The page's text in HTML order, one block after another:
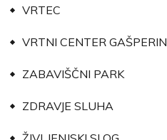
VRTEC
VRTNI CENTER GAŠPERIN
ZABAVIŠČNI PARK
ZDRAVJE SLUHA